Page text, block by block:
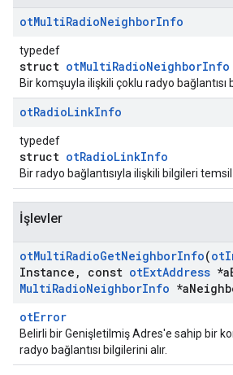
otMultiRadioNeighborInfo
typedef
struct otMultiRadioNeighborInfo
Bir komşuyla ilişkili çoklu radyo bağlantısı
otRadioLinkInfo
typedef
struct otRadioLinkInfo
Bir radyo bağlantısıyla ilişkili bilgileri temsil
İşlevler
otMultiRadioGetNeighborInfo(ot
Instance , const otExtAddress *a
MultiRadioNeighborInfo *a
otError
Belirli bir Genişletilmiş Adres'e sahip bir
radyo bağlantısı bilgilerini alır.